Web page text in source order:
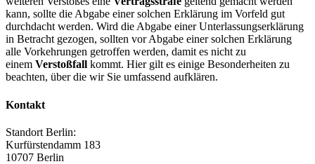
kann, sollte die Abgabe einer solchen Erklärung im Vorfeld gut
durchdacht werden. Wird die Abgabe einer Unterlassungserklärung
in Betracht gezogen, sollten vor Abgabe einer solchen Erklärung
alle Vorkehrungen getroffen werden, damit es nicht zu
einem Verstoßfall kommt. Hier gilt es einige Besonderheiten zu
beachten, über die wir Sie umfassend aufklären.
Kontakt
Standort Berlin:
Kurfürstendamm 183
10707 Berlin